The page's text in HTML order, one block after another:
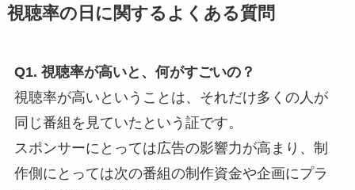
視聴率の日に関するよくある質問
Q1. 視聴率が高いと、何がすごいの？
視聴率が高いということは、それだけ多くの人が
同じ番組を見ていたという証です。
スポンサーにとっては広告の影響力が高まり、制
作側にとっては次の番組の制作資金や企画にプラ